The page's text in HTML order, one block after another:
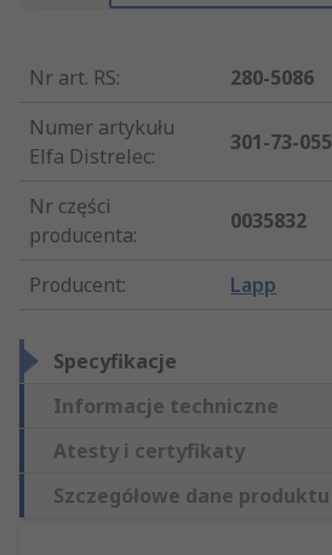
Nr art. RS:
280-5086
Numer artykułu
Elfa Distrelec:
301-73-055
Nr części
producenta:
0035832
Producent: Lapp
Specyfikacje
Informacje techniczne
Atesty i certyfikaty
Szczegółowe dane produktu